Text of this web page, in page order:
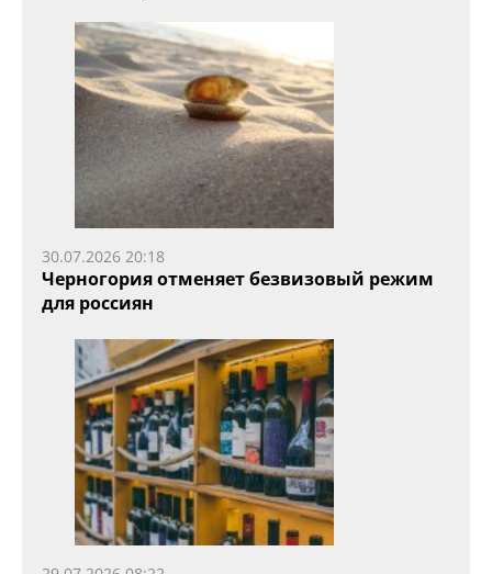
30.07.2026 20:18
Черногория отменяет безвизовый режим
для россиян